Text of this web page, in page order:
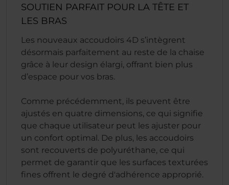
SOUTIEN PARFAIT POUR LA TÊTE ET
LES BRAS
Les nouveaux accoudoirs 4D s’intègrent
désormais parfaitement au reste de la chaise
grâce à leur design élargi, offrant bien plus
d’espace pour vos bras.
Comme précédemment, ils peuvent être
ajustés en quatre dimensions, ce qui signifie
que chaque utilisateur peut les ajuster pour
un confort optimal. De plus, les accoudoirs
sont recouverts de polyuréthane, ce qui
permet de garantir que les surfaces texturées
fines offrent le degré d'adhérence approprié.